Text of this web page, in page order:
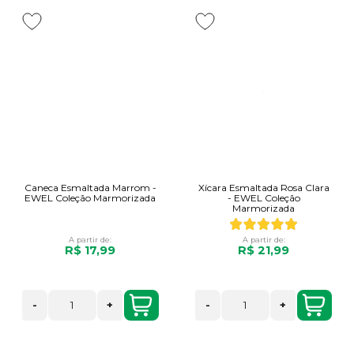
Caneca Esmaltada Marrom -
EWEL Coleção Marmorizada
A partir de:
R$ 17,99
- +
Xícara Esmaltada Rosa Clara
- EWEL Coleção
Marmorizada
A partir de:
R$ 21,99
- +